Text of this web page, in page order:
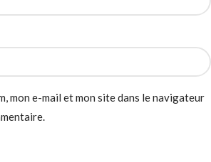
mon e-mail et mon site dans le navigateur